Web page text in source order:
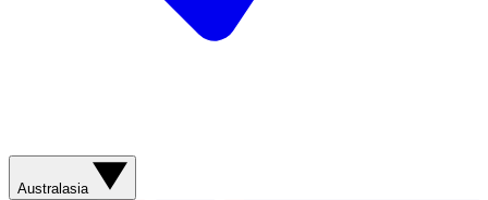
Australasia